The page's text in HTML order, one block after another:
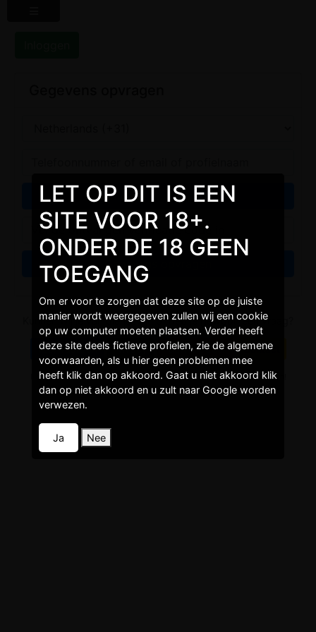
LET OP DIT IS EEN
SITE VOOR 18+.
ONDER DE 18 GEEN
TOEGANG
Om er voor te zorgen dat deze site op de juiste
manier wordt weergegeven zullen wij een cookie
op uw computer moeten plaatsen. Verder heeft
deze site deels fictieve profielen, zie de algemene
voorwaarden, als u hier geen problemen mee
heeft klik dan op akkoord. Gaat u niet akkoord klik
dan op niet akkoord en u zult naar Google worden
verwezen.
Ja Nee
Kunnen wij je van dienst zijn of heb je gewoon een vraag?
Voorwaarden Privacy Faq/Helpdesk Contact
Het gebruik van de website is voor eigen risico! Lees de voorwaarden!
Dit is een entertainment site! Het gebruik van deze site kost geld!